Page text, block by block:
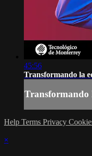
45:56
Transformando la
Transformando
Help Terms Privacy
×